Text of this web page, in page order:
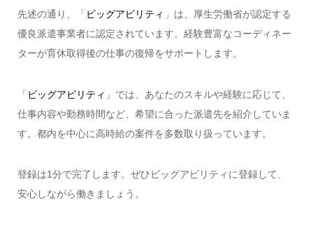
先述の通り、「 ビッグアビリティ 」は、厚生労働省が認定する
優良派遣事業者に認定されています。経験豊富なコーディネー
ターが育休取得後の仕事の復帰をサポートします。
「ビッグアビリティ 」では、あなたのスキルや経験に応じて、
仕事内容や勤務時間など、希望に合った派遣先を紹介していま
す。都内を中心に高時給の案件を多数取り扱っています。
登録は1分で完了します。ぜひビッグアビリティに登録して、
安心しながら働きましょう。